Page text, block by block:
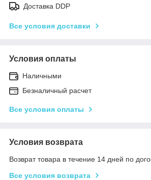
Доставка DDP
Все условия доставки
Условия оплаты
Наличными
Безналичный расчет
Все условия оплаты
Условия возврата
Возврат товара в течение 14 дней по
Все условия возврата